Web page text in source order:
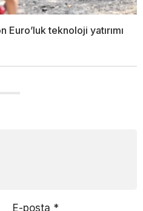
teknoloji yatırımı
E-posta *